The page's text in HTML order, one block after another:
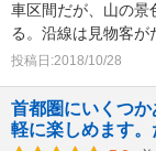
車区間だが、山の景
る。沿線は見物客が
投稿日:2018/10/28
首都圏にいくつ
軽に楽しめます